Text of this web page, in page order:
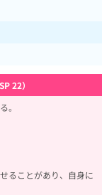
22）
。
ることがあり、自身に